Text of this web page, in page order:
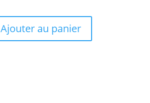
Ajouter au panier